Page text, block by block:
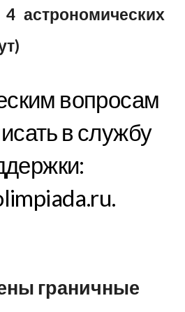
астрономических
вопросам
в службу
граничные